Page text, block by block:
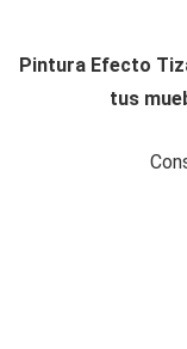
Pintura Efecto
tus